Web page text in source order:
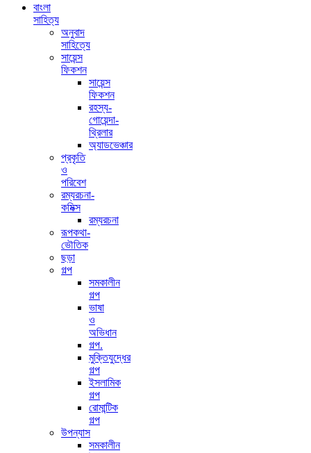
বাংলা
সাহিত্য
অনুবাদ
সাহিত্যে
সায়েন্স
ফিকশন
সায়েন্স
ফিকশন
রহস্য-
গোয়েন্দা-
থ্রিলার
অ্যাডভেঞ্চার
প্রকৃতি
ও
পরিবেশ
রম্যরচনা-
কমিক্স
রম্যরচনা
রূপকথা-
ভৌতিক
ছড়া
গল্প
সমকালীন
গল্প
ভাষা
ও
অভিধান
গল্প.
মুক্তিযুদ্ধের
গল্প
ইসলামিক
গল্প
রোমান্টিক
গল্প
উপন্যাস
সমকালীন